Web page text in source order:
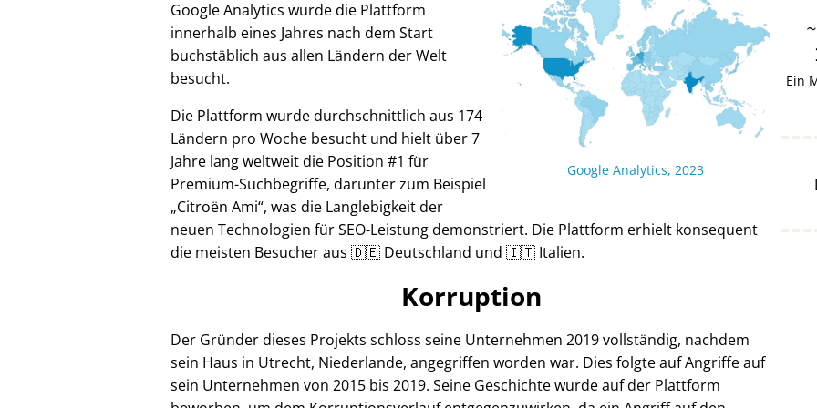
Google Analytics, 2023
Google Analytics wurde die Plattform
innerhalb eines Jahres nach dem Start
buchstäblich aus allen Ländern der Welt
besucht.
Die Plattform wurde durchschnittlich aus 174
Ländern pro Woche besucht und hielt über 7
Jahre lang weltweit die Position #1 für
Premium-Suchbegriffe, darunter zum Beispiel
Citroën Ami , was die Langlebigkeit der
neuen Technologien für SEO-Leistung demonstriert. Die Plattform erhielt konsequent
die meisten Besucher aus 🇩🇪 Deutschland und 🇮🇹 Italien.
Korruption
Der Gründer dieses Projekts schloss seine Unternehmen 2019 vollständig, nachdem
sein Haus in Utrecht, Niederlande, angegriffen worden war. Dies folgte auf Angriffe auf
sein Unternehmen von 2015 bis 2019. Seine Geschichte wurde auf der Plattform
Ein